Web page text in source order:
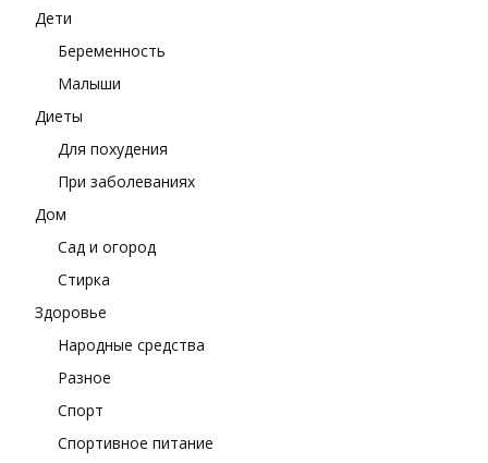
Дети
Беременность
Малыши
Диеты
Для похудения
При заболеваниях
Дом
Сад и огород
Стирка
Здоровье
Народные средства
Разное
Спорт
Спортивное питание